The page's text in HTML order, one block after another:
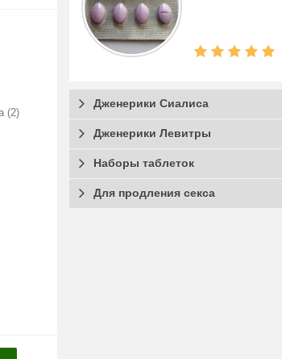
(2)
Дженерики Сиалиса
Дженерики Левитры
Наборы таблеток
Для продления секса